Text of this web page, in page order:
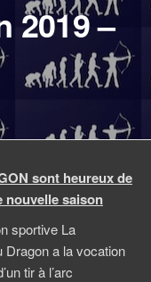
2019 –
sont heureux de
nouvelle saison
sportive La
a la vocation
tir à l’arc